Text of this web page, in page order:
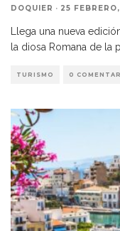
DOQUIER · 25
Llega una nueva
la diosa Romana de la
TURISMO 0